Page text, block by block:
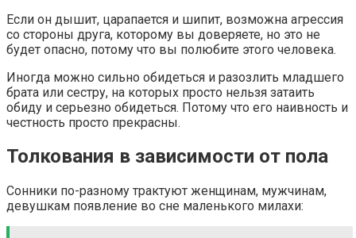
Если он дышит, царапается и шипит, возможна агрессия
со стороны друга, которому вы доверяете, но это не
будет опасно, потому что вы полюбите этого человека.
Иногда можно сильно обидеться и разозлить младшего
брата или сестру, на которых просто нельзя затаить
обиду и серьезно обидеться. Потому что его наивность и
честность просто прекрасны.
Толкования в зависимости от пола
Сонники по-разному трактуют женщинам, мужчинам,
девушкам появление во сне маленького милахи: